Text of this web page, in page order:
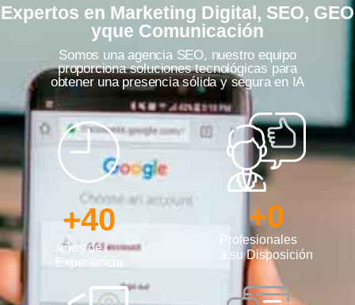
Expertos en Marketing Digital, SEO, GEO
yque Comunicación
Somos una agencia SEO, nuestro equipo
proporciona soluciones tecnológicas para
obtener una presencia sólida y segura en IA
Años de
Experiencia
+40
Profesionales
a su Disposición
+0